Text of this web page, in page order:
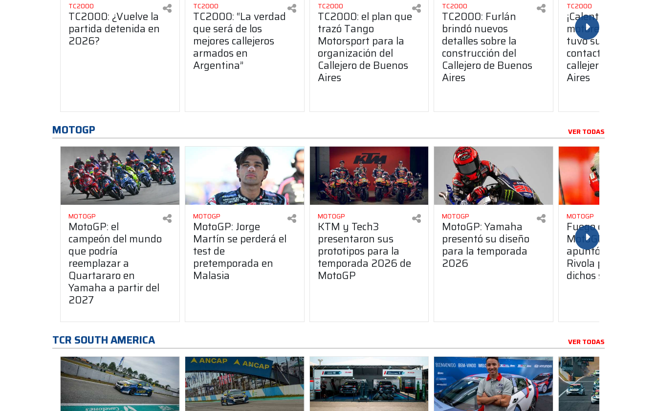
TC2000
TC2000: ¿Vuelve la
partida detenida en
2026?
TC2000
TC2000: “La verdad
que será de los
mejores callejeros
armados en
Argentina”
TC2000
TC2000: el plan que
trazó Tango
Motorsport para la
organización del
Callejero de Buenos
Aires
TC2000
TC2000: Furlán
brindó nuevos
detalles sobre la
construcción del
Callejero de Buenos
Aires
TC2000
¡Calentando
motores! El
tuvo su primer
contacto con el
callejero de Buenos
Aires
MOTOGP VER TODAS
MOTOGP
MotoGP: el
campeón del mundo
que podría
reemplazar a
Quartararo en
Yamaha a partir del
2027
MOTOGP
MotoGP: Jorge
Martín se perderá el
test de
pretemporada en
Malasia
MOTOGP
KTM y Tech3
presentaron sus
prototipos para la
temporada 2026 de
MotoGP
MOTOGP
MotoGP: Yamaha
presentó su diseño
para la temporada
2026
MOTOGP
Fuego cruzado en
MotoGP: Dall’Igna
apuntó contra
Rivola por sus
dichos sobre Ducati
TCR SOUTH AMERICA VER TODAS